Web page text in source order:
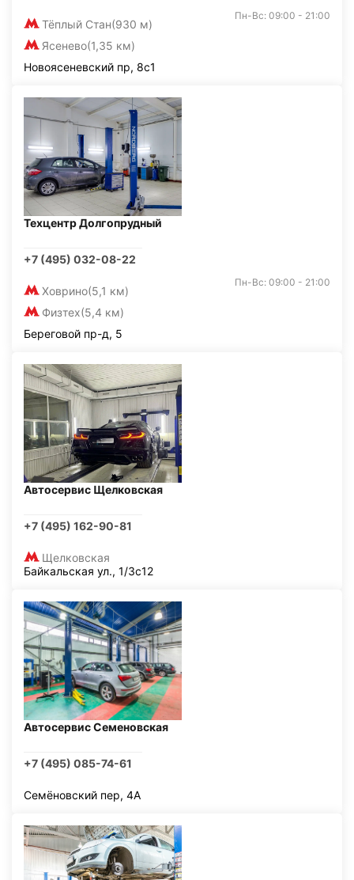
Тёплый Стан(930 м)
Ясенево(1,35 км)
Пн-Вс: 09:00 - 21:00
Новоясеневский пр, 8с1
Техцентр Долгопрудный
+7 (495) 032-08-22
Ховрино(5,1 км)
Физтех(5,4 км)
Пн-Вс: 09:00 - 21:00
Береговой пр-д, 5
Автосервис Щелковская
+7 (495) 162-90-81
Щелковская
Байкальская ул., 1/3с12
Автосервис Семеновская
+7 (495) 085-74-61
Семёновский пер, 4А